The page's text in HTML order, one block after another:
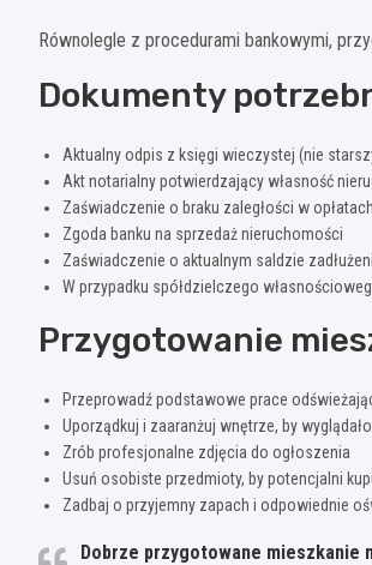
Równolegle z procedurami bankowymi,
Dokumenty
Aktualny odpis z księgi wieczystej (nie
Akt notarialny potwierdzający własność
Zaświadczenie o braku zaległości w
Zgoda banku na sprzedaż nieruchomości
Zaświadczenie o aktualnym saldzie
W przypadku spółdzielczego
Przygotowanie
Przeprowadź podstawowe prace
Uporządkuj i zaaranżuj wnętrze, by
Zrób profesjonalne zdjęcia do ogłoszenia
Usuń osobiste przedmioty, by potencjalni
Zadbaj o przyjemny zapach i odpowiednie
Dobrze przygotowane mieszkanie